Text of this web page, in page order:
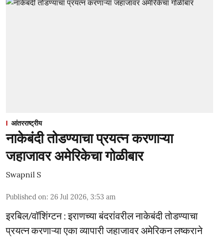
आंतरराष्ट्रीय
नाकेबंदी तोडण्याचा प्रयत्न करणाऱ्या
जहाजावर अमेरिकेचा गोळीबार
Swapnil S
Published on: 26 Jul 2026, 3:53 am
इरबिल/वॉशिंग्टन : इराणच्या बंदरांवरील नाकेबंदी तोडण्याचा
प्रयत्न करणाऱ्या एका व्यापारी जहाजावर अमेरिकन लष्कराने